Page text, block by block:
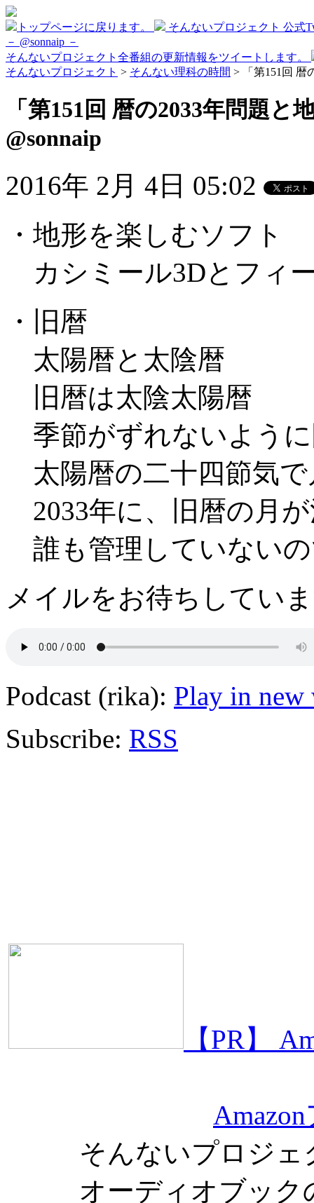
トップページに戻ります。
そんないプロジェクト 公式
－ @sonnaip －
そんないプロジェクト全番組の更新情報をツイートします。
そんないプロジェクト > そんない理科の時間 > 「第151回 暦
「第151回 暦の2033年問題
@sonnaip
2016年 2月 4日 05:02
・地形を楽しむソフト
カシミール3Dとフィ
・旧暦
太陽暦と太陰暦
旧暦は太陰太陽暦
季節がずれないよう
太陽暦の二十四節気で
2033年に、旧暦の月
誰も管理していない
メイルをお待ちしてい
Podcast (rika): Play in
Subscribe: RSS
【PR】
そんないプロジェ
オーディオブック